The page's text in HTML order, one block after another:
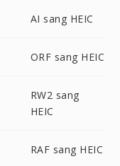
AI sang HEIC
ORF sang HEIC
RW2 sang
HEIC
RAF sang HEIC